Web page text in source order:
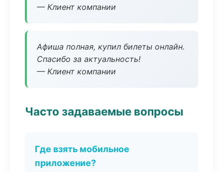
— Клиент компании
Афиша полная, купил билеты онлайн.
Спасибо за актуальность!
— Клиент компании
Часто задаваемые вопросы
Где взять мобильное
приложение?